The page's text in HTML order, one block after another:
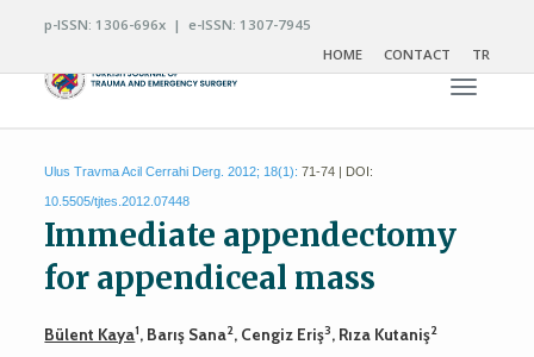
p-ISSN: 1306-696x | e-ISSN: 1307-7945
HOME
CONTACT TR
Toggle
Ulus Travma Acil Cerrahi Derg. 2012; 18(1): 71-74 | DOI:
10.5505/tjtes.2012.07448
Immediate appendectomy
for appendiceal mass
Bülent Kaya1, Barış Sana2, Cengiz Eriş3, Rıza Kutaniş2